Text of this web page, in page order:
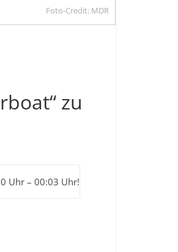
Foto-Credit: MDR
zu
Uhr – 00:03 Uhr!